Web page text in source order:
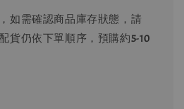
如需確認商品庫存狀態，請
貨仍依下單順序，預購約5-10